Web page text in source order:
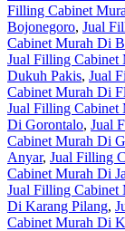
Filling Cabinet
Bojonegoro, Jual
Cabinet Murah Di
Jual Filling
Dukuh Pakis, Jual
Cabinet Murah Di
Jual Filling Cabinet
Di Gorontalo, Jual
Cabinet Murah Di
Anyar, Jual Filling
Cabinet Murah Di
Jual Filling Cabinet
Di Karang Pilang,
Cabinet Murah Di